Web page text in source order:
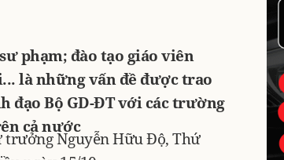
phạm; đào tạo giáo viên
là những vấn đề được trao
đạo Bộ GD-ĐT với các trường
cả nước
trưởng Nguyễn Hữu Độ, Thứ